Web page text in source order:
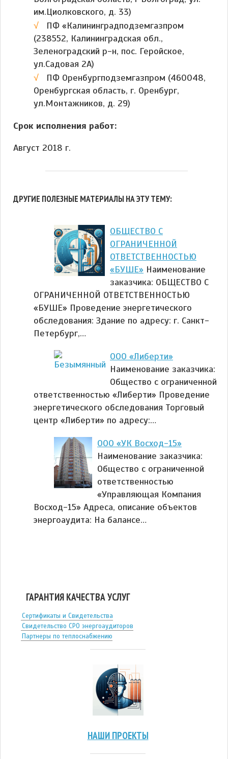
им.Циолковского, д. 33)
ПФ «Калининградподземгазпром
(238552, Калининградская обл.,
Зеленоградский р-н, пос. Геройское,
ул.Садовая 2А)
ПФ Оренбургподземгазпром (460048,
Оренбургская область, г. Оренбург,
ул.Монтажников, д. 29)
Срок исполнения работ:
Август 2018 г.
ДРУГИЕ ПОЛЕЗНЫЕ МАТЕРИАЛЫ НА ЭТУ ТЕМУ:
ОБЩЕСТВО С
ОГРАНИЧЕННОЙ
ОТВЕТСТВЕННОСТЬЮ
«БУШЕ» Наименование
заказчика: ОБЩЕСТВО С
ОГРАНИЧЕННОЙ ОТВЕТСТВЕННОСТЬЮ
«БУШЕ» Проведение энергетического
обследования: Здание по адресу: г. Санкт-
Петербург,…
ООО «Либерти»
Наименование заказчика:
Общество с ограниченной
ответственностью «Либерти» Проведение
энергетического обследования Торговый
центр «Либерти» по адресу:…
ООО «УК Восход-15»
Наименование заказчика:
Общество с ограниченной
ответственностью
«Управляющая Компания
Восход-15» Адреса, описание объектов
энергоаудита: На балансе…
ГАРАНТИЯ КАЧЕСТВА УСЛУГ
Сертификаты и Свидетельства
Свидетельство СРО энергоаудиторов
Партнеры по теплоснабжению
НАШИ ПРОЕКТЫ